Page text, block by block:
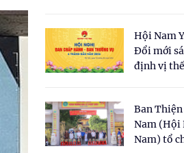
Hội Nam
Đổi mới
định vị
Ban
Nam (Hội
Nam) tổ